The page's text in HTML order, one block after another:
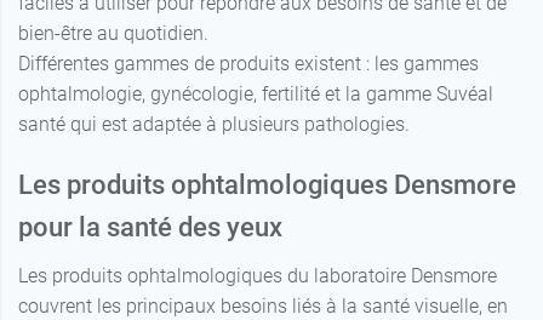
bien-être au quotidien.
Différentes gammes de produits existent : les gammes
ophtalmologie, gynécologie, fertilité et la gamme Suvéal
santé qui est adaptée à plusieurs pathologies.
Les produits ophtalmologiques Densmore
pour la santé des yeux
Les produits ophtalmologiques du laboratoire Densmore
couvrent les principaux besoins liés à la santé visuelle, en